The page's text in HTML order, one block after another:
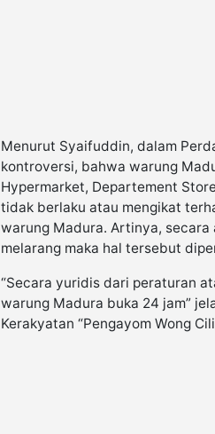
Menurut Syaifuddin, dalam
kontroversi, bahwa warung
Hypermarket, Departement
tidak berlaku atau mengikat
warung Madura. Artinya,
melarang maka hal tersebut
“Secara yuridis dari peraturan
warung Madura buka 24 jam”
Kerakyatan “Pengayom Wong